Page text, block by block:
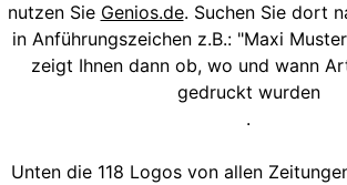
nutzen Sie Genios.de. Suchen Sie dort
in Anführungszeichen z.B.: "Maxi
zeigt Ihnen dann ob, wo und wann
gedruckt wurden
.
Unten die 118 Logos von allen